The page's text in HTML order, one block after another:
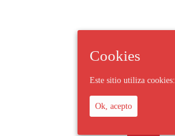
Cookies
Este sitio utiliza cookies:
Ok, acepto